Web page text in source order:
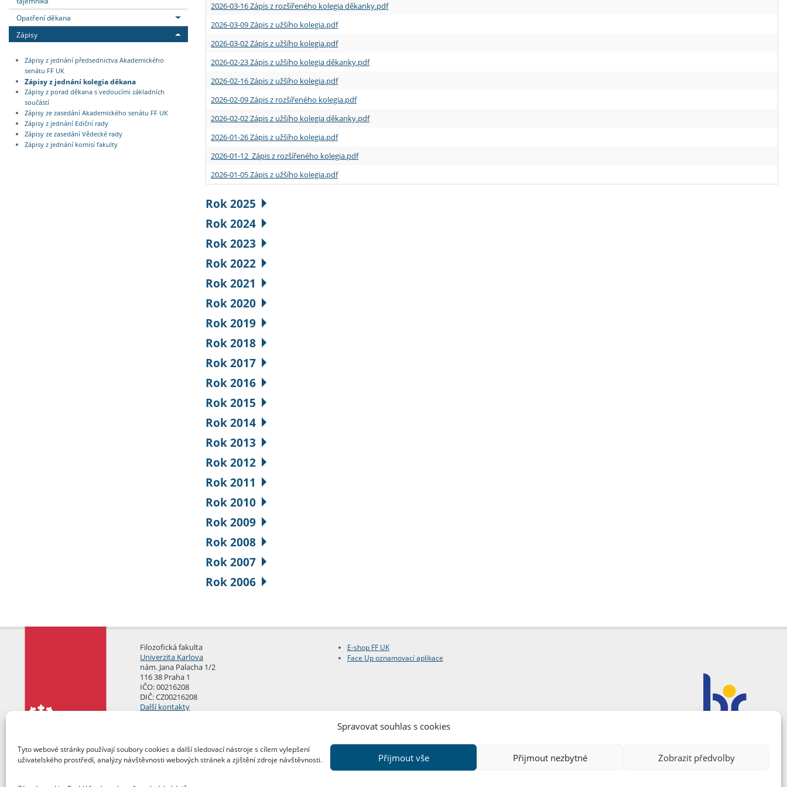
Spravovat souhlas s cookies
Tyto webové stránky používají soubory cookies a další sledovací nástroje s cílem vylepšení
uživatelského prostředí, analýzy návštěvnosti webových stránek a zjištění zdroje návštěvnosti.
Přijmout vše Přijmout nezbytné Zobrazit předvolby
Opatření děkana
Zápisy
Zápisy z jednání předsednictva Akademického
senátu FF UK
Zápisy z jednání kolegia děkana
Zápisy z porad děkana s vedoucími základních
součástí
Zápisy ze zasedání Akademického senátu FF UK
Zápisy z jednání Ediční rady
Zápisy ze zasedání Vědecké rady
Zápisy z jednání komisí fakulty
2026-03-16 Zápis z rozšířeného kolegia děkanky.pdf
2026-03-09 Zápis z užšího kolegia.pdf
2026-03-02 Zápis z užšího kolegia.pdf
2026-02-23 Zápis z užšího kolegia děkanky.pdf
2026-02-16 Zápis z užšího kolegia.pdf
2026-02-09 Zápis z rozšířeného kolegia.pdf
2026-02-02 Zápis z užšího kolegia děkanky.pdf
2026-01-26 Zápis z užšího kolegia.pdf
2026-01-12 Zápis z rozšířeného kolegia.pdf
2026-01-05 Zápis z užšího kolegia.pdf
Rok 2025
Rok 2024
Rok 2023
Rok 2022
Rok 2021
Rok 2020
Rok 2019
Rok 2018
Rok 2017
Rok 2016
Rok 2015
Rok 2014
Rok 2013
Rok 2012
Rok 2011
Rok 2010
Rok 2009
Rok 2008
Rok 2007
Rok 2006
Filozofická fakulta
Univerzita Karlova
nám. Jana Palacha 1/2
116 38 Praha 1
IČO: 00216208
DIČ: CZ00216208
Další kontakty
E-shop FF UK
Face Up oznamovací aplikace